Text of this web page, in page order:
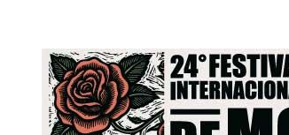
Image